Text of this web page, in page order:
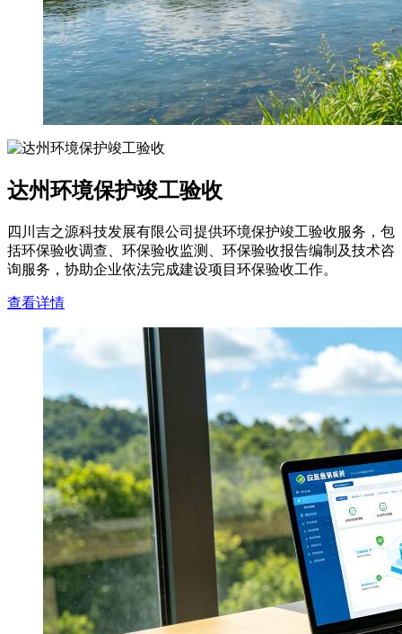
达州环境保护竣工验收
四川吉之源科技发展有限公司提供环境保护竣工验收服务，包
括环保验收调查、环保验收监测、环保验收报告编制及技术咨
询服务，协助企业依法完成建设项目环保验收工作。
查看详情